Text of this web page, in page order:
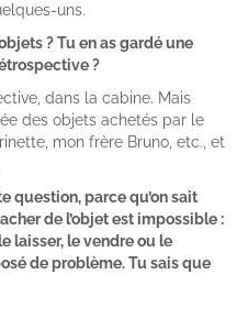
uns.
? Tu en as gardé une
?
dans la cabine. Mais
des objets achetés par le
mon frère Bruno, etc., et
question, parce qu’on sait
de l’objet est impossible :
laisser, le vendre ou le
de problème. Tu sais que